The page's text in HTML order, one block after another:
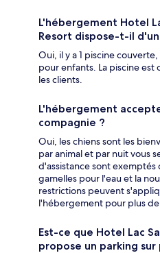
L'hébergement Hotel
Resort dispose-t-il
Oui, il y a 1 piscine
pour enfants. La piscine est
les clients.
L'hébergement
compagnie ?
Oui, les chiens sont les
par animal et par nuit vous
d'assistance sont
gamelles pour l'eau et la
restrictions peuvent
l'hébergement pour plus
Est-ce que Hotel Lac
propose un parking sur